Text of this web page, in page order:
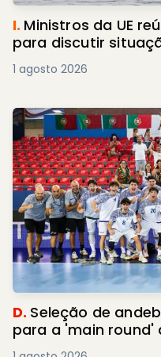
I. Ministros da UE
para discutir
1 agosto 2026
D. Seleção de
para a 'main round'